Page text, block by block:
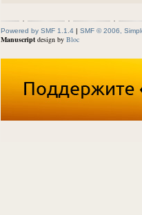
Powered by SMF 1.1.4 | SMF © 2006,
Manuscript design by Bloc